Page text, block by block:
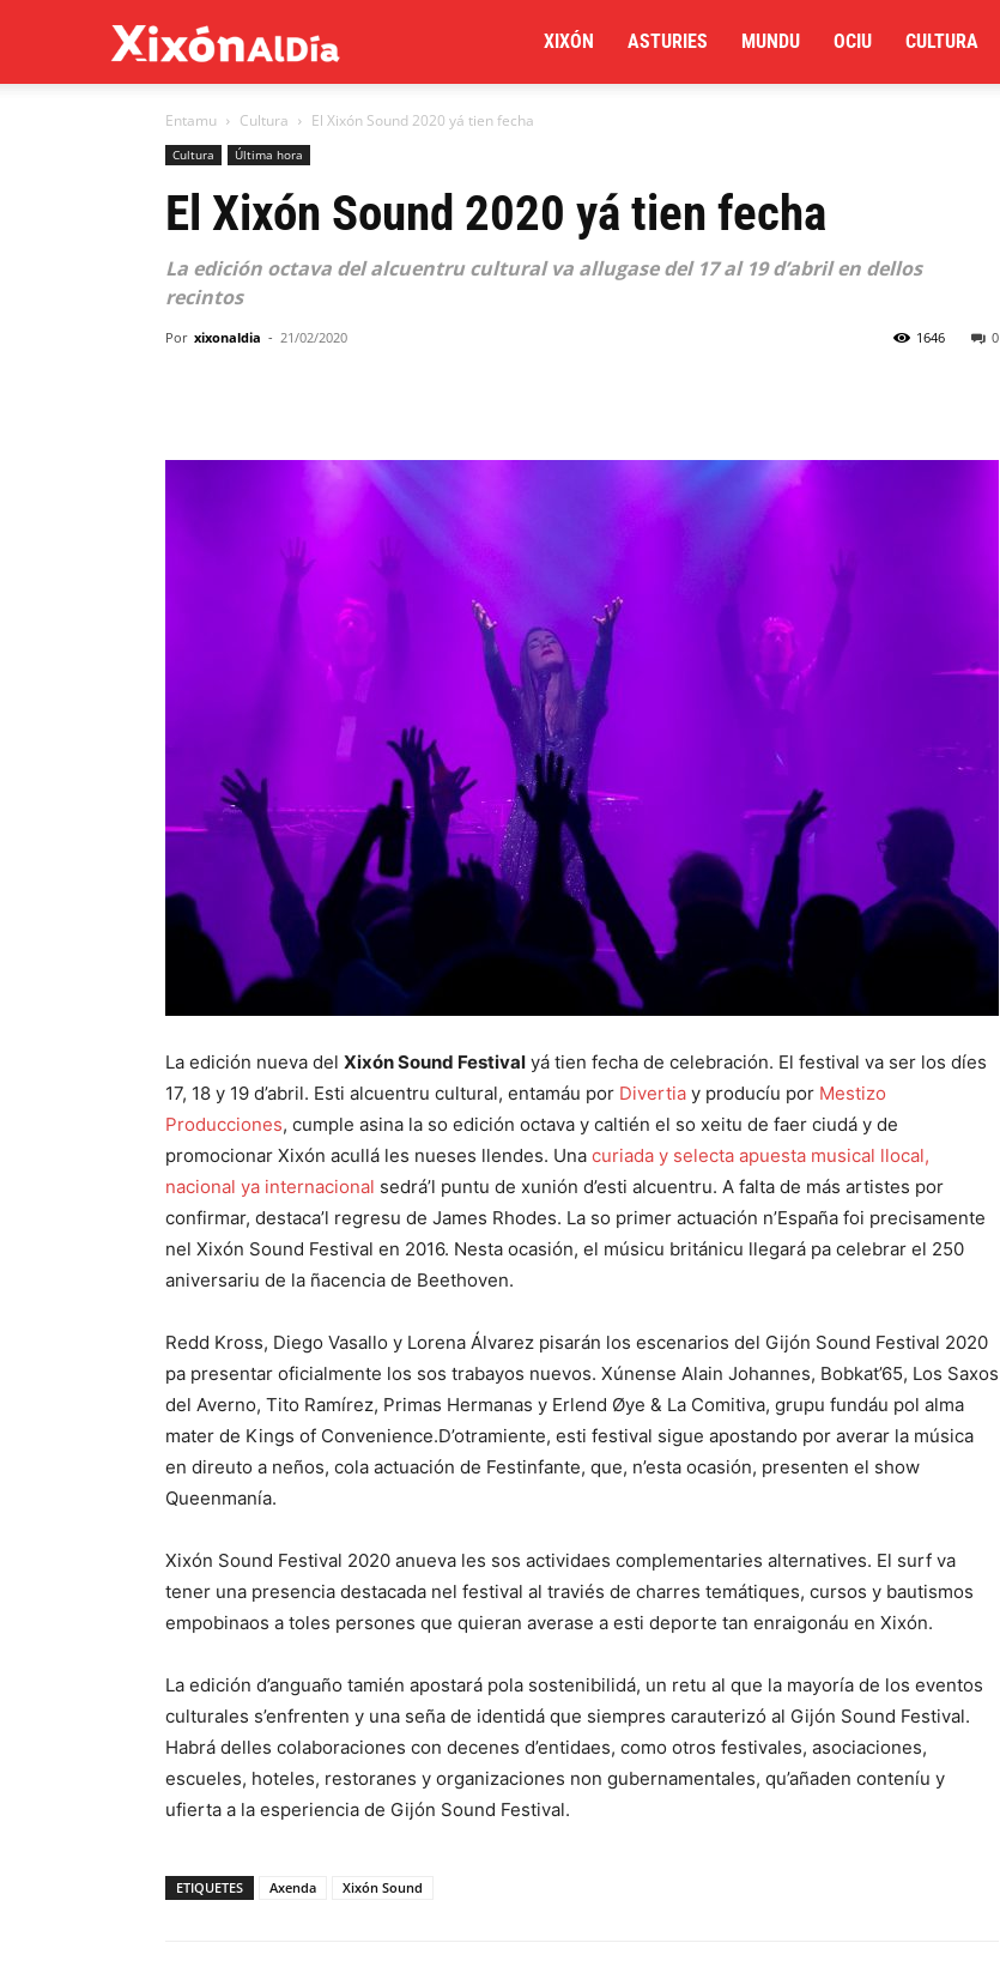
al
día
XIXÓN ASTURIES MUNDU OCIU CULTURA
Entamu Cultura El Xixón Sound 2020 yá tien fecha
Cultura Última hora
El Xixón Sound 2020 yá tien fecha
La edición octava del alcuentru cultural va allugase del 17 al 19 d’abril en dellos
recintos
Por xixonaldia - 21/02/2020 0
1646
La edición nueva del Xixón Sound Festival yá tien fecha de celebración. El festival va ser los díes
17, 18 y 19 d’abril. Esti alcuentru cultural, entamáu por Divertia y producíu por Mestizo
Producciones, cumple asina la so edición octava y caltién el so xeitu de faer ciudá y de
promocionar Xixón acullá les nueses llendes. Una curiada y selecta apuesta musical llocal,
nacional ya internacional sedrá’l puntu de xunión d’esti alcuentru. A falta de más artistes por
confirmar, destaca’l regresu de James Rhodes. La so primer actuación n’España foi precisamente
nel Xixón Sound Festival en 2016. Nesta ocasión, el músicu británicu llegará pa celebrar el 250
aniversariu de la ñacencia de Beethoven.
Redd Kross, Diego Vasallo y Lorena Álvarez pisarán los escenarios del Gijón Sound Festival 2020
pa presentar oficialmente los sos trabayos nuevos. Xúnense Alain Johannes, Bobkat’65, Los Saxos
del Averno, Tito Ramírez, Primas Hermanas y Erlend Øye & La Comitiva, grupu fundáu pol alma
mater de Kings of Convenience.D’otramiente, esti festival sigue apostando por averar la música
en direuto a neños, cola actuación de Festinfante, que, n’esta ocasión, presenten el show
Queenmanía.
Xixón Sound Festival 2020 anueva les sos actividaes complementaries alternatives. El surf va
tener una presencia destacada nel festival al traviés de charres temátiques, cursos y bautismos
empobinaos a toles persones que quieran averase a esti deporte tan enraigonáu en Xixón.
La edición d’anguaño tamién apostará pola sostenibilidá, un retu al que la mayoría de los eventos
culturales s’enfrenten y una seña de identidá que siempres carauterizó al Gijón Sound Festival.
Habrá delles colaboraciones con decenes d’entidaes, como otros festivales, asociaciones,
escueles, hoteles, restoranes y organizaciones non gubernamentales, qu’añaden conteníu y
ufierta a la esperiencia de Gijón Sound Festival.
ETIQUETES Axenda Xixón Sound